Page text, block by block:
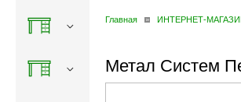
Главная ИНТЕРНЕТ-
Метал Систем